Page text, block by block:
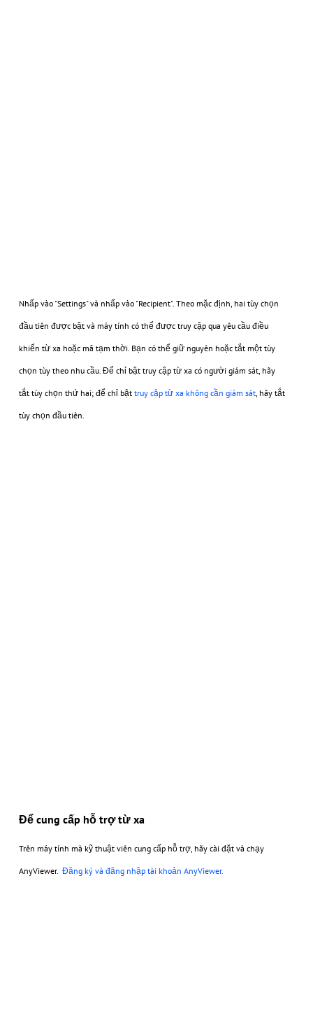
Nhấp vào "Settings" và nhấp vào "Recipient". Theo mặc định, hai tùy chọn
đầu tiên được bật và máy tính có thể được truy cập qua yêu cầu điều
khiển từ xa hoặc mã tạm thời. Bạn có thể giữ nguyên hoặc tắt một tùy
chọn tùy theo nhu cầu. Để chỉ bật truy cập từ xa có người giám sát, hãy
tắt tùy chọn thứ hai; để chỉ bật truy cập từ xa không cần giám sát, hãy tắt
tùy chọn đầu tiên.
Để cung cấp hỗ trợ từ xa
Trên máy tính mà kỹ thuật viên cung cấp hỗ trợ, hãy cài đặt và chạy
AnyViewer. Đăng ký và đăng nhập tài khoản AnyViewer.